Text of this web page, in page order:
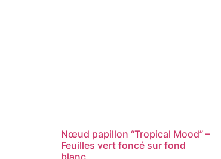
Nœud papillon “Tropical Mood” –
Feuilles vert foncé sur fond
blanc